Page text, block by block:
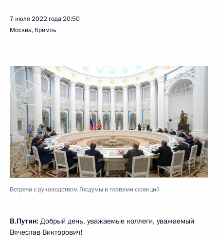
7 июля 2022 года20:50
Москва, Кремль
Встреча с руководством Госдумы и главами фракций
В.Путин: Добрый день, уважаемые коллеги, уважаемый
Вячеслав Викторович!